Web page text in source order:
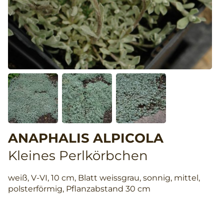
ANAPHALIS ALPICOLA
Kleines Perlkörbchen
weiß, V-VI, 10 cm, Blatt weissgrau, sonnig, mittel,
polsterförmig, Pflanzabstand 30 cm